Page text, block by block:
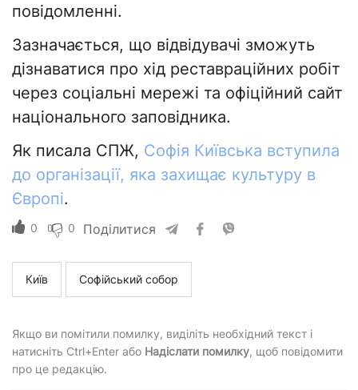
повідомленні.
Зазначається, що відвідувачі зможуть
дізнаватися про хід реставраційних робіт
через соціальні мережі та офіційний сайт
національного заповідника.
Як писала СПЖ, Софія Київська вступила
до організації, яка захищає культуру в
Європі.
0 0 Поділитися
Київ Софійський собор
Якщо ви помітили помилку, виділіть необхідний текст і
натисніть Ctrl+Enter або Надіслати помилку, щоб повідомити
про це редакцію.